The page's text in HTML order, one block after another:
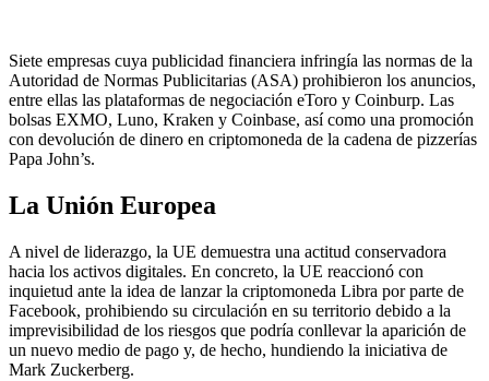
Siete empresas cuya publicidad financiera infringía las normas de la
Autoridad de Normas Publicitarias (ASA) prohibieron los anuncios,
entre ellas las plataformas de negociación eToro y Coinburp. Las
bolsas EXMO, Luno, Kraken y Coinbase, así como una promoción
con devolución de dinero en criptomoneda de la cadena de pizzerías
Papa John’s.
La Unión Europea
A nivel de liderazgo, la UE demuestra una actitud conservadora
hacia los activos digitales. En concreto, la UE reaccionó con
inquietud ante la idea de lanzar la criptomoneda Libra por parte de
Facebook, prohibiendo su circulación en su territorio debido a la
imprevisibilidad de los riesgos que podría conllevar la aparición de
un nuevo medio de pago y, de hecho, hundiendo la iniciativa de
Mark Zuckerberg.